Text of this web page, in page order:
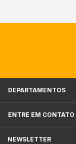
DEPARTAMENTOS
ENTRE EM CONTATO
NEWSLETTER